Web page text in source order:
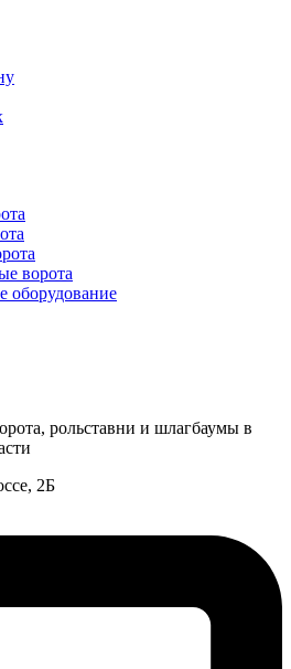
ворота
оборудование
рольставни и шлагбаумы в
2Б